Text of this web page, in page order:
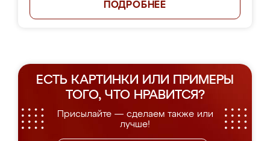
ПОДРОБНЕЕ
ЕСТЬ КАРТИНКИ ИЛИ ПРИМЕРЫ
ТОГО, ЧТО НРАВИТСЯ?
Присылайте — сделаем также или
лучше!